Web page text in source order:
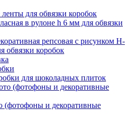
для обвязки коробок
в рулоне h 6 мм для обвязки
репсовая с рисунком H-
обвязки коробок
для шоколадных плиток
(фотофоны и декоративные